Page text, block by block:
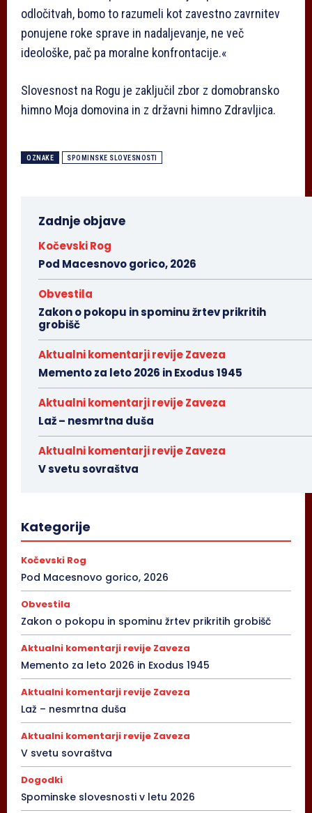
odločitvah, bomo to razumeli kot zavestno zavrnitev
ponujene roke sprave in nadaljevanje, ne več
ideološke, pač pa moralne konfrontacije.«
Slovesnost na Rogu je zaključil zbor z domobransko
himno Moja domovina in z državni himno Zdravljica.
OZNAKE SPOMINSKE SLOVESNOSTI
Zadnje objave
Kočevski Rog
Pod Macesnovo gorico, 2026
Obvestila
Zakon o pokopu in spominu žrtev prikritih
grobišč
Aktualni komentarji revije Zaveza
Memento za leto 2026 in Exodus 1945
Aktualni komentarji revije Zaveza
Laž – nesmrtna duša
Aktualni komentarji revije Zaveza
V svetu sovraštva
Kategorije
Kočevski Rog
Pod Macesnovo gorico, 2026
Obvestila
Zakon o pokopu in spominu žrtev prikritih grobišč
Aktualni komentarji revije Zaveza
Memento za leto 2026 in Exodus 1945
Aktualni komentarji revije Zaveza
Laž – nesmrtna duša
Aktualni komentarji revije Zaveza
V svetu sovraštva
Dogodki
Spominske slovesnosti v letu 2026